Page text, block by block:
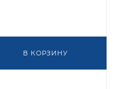
В КОРЗИНУ